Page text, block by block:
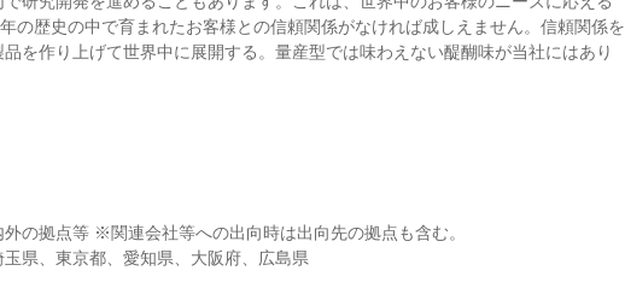
の歴史の中で育まれたお客様との信頼関係がなければ成しえません。信頼関係を
を作り上げて世界中に展開する。量産型では味わえない醍醐味が当社にはあり
外の拠点等 ※関連会社等への出向時は出向先の拠点も含む。
県、東京都、愛知県、大阪府、広島県